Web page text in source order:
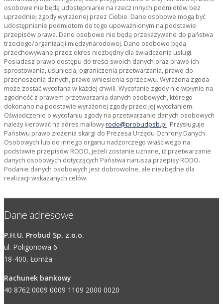
osobowe nie będą udostępnianie na rzecz innych podmiotów bez
uprzedniej zgody wyrażonej przez Ciebie. Dane osobowe mogą być
udostępnianie podmiotom do tego upoważnionym na podstawie
przepisów prawa. Dane osobowe nie będą przekazywane do państwa
trzeciego/organizacji międzynarodowej. Dane osobowe będą
przechowywane przez okres niezbędny dla świadczenia usługi.
Posiadasz prawo dostępu do treści swoich danych oraz prawo ich
sprostowania, usunięcia, ograniczenia przetwarzania, prawo do
przenoszenia danych, prawo wniesienia sprzeciwu. Wyrażona zgoda
może zostać wycofana w każdej chwili. Wycofanie zgody nie wpłynie na
zgodność z prawem przetwarzania danych osobowych, którego
dokonano na podstawie wyrażonej zgody przed jej wycofaniem.
Oświadczenie o wycofaniu zgody na przetwarzanie danych osobowych
należy kierować na adres mailowyrodo@probudpsb.pl Przysługuje
Państwu prawo złożenia skargi do Prezesa Urzędu Ochrony Danych
Osobowych lub do innego organu nadzorczego właściwego na
podstawie przepisów RODO, jeżeli zostanie uznane, iż przetwarzanie
danych osobowych dotyczących Państwa narusza przepisy RODO.
Podanie danych osobowych jest dobrowolne, ale niezbędne dla
realizacji wskazanych celów.
Dane adresowe
P.H.U. Probud Sp. z.o.o.
ul. Poligonowa 6
18-400, Łomża
Rachunek bankowy
40 8762 0009 0009 1109 2000 0020